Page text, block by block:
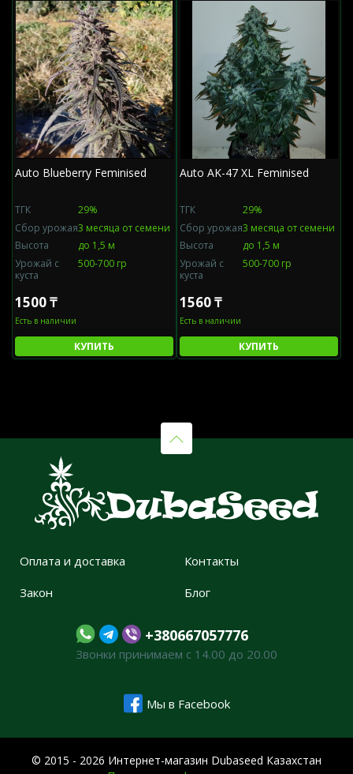
Auto Blueberry Feminised
ТГК
29%
Сбор урожая3 месяца от семени
Высота
до 1,5 м
Урожай с
куста
500-700 гр
1500 ₸
Есть в наличии
КУПИТЬ
Auto AK-47 XL Feminised
ТГК
29%
Сбор урожая3 месяца от семени
Высота
до 1,5 м
Урожай с
куста
500-700 гр
1560 ₸
Есть в наличии
КУПИТЬ
Оплата и доставка
Закон
Контакты
Блог
+380667057776
Звонки принимаем с 14.00 до 20.00
Мы в Facebook
© 2015 - 2026 Интернет-магазин Dubaseed Казахстан